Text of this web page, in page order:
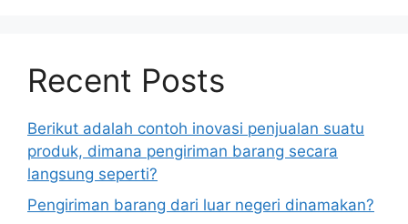
Recent Posts
Berikut adalah contoh inovasi penjualan suatu
produk, dimana pengiriman barang secara
langsung seperti?
Pengiriman barang dari luar negeri dinamakan?